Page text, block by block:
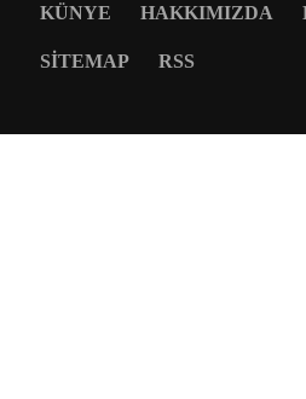
KÜNYE HAKKIMIZDA
SITEMAP RSS